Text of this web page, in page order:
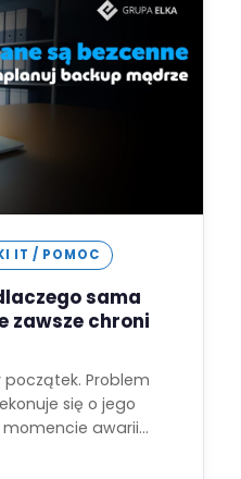
IT / POMOC
sama
zawsze chroni
Problem
się o jego
awarii…